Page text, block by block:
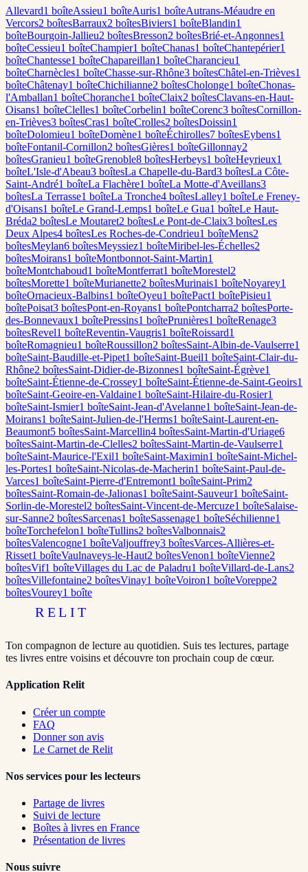
Allevard1 boîteAssieu1 boîteAuris1 boîteAutrans-Méaudre en
Vercors2 boîtesBarraux2 boîtesBiviers1 boîteBlandin1
boîteBourgoin-Jallieu2 boîtesBresson2 boîtesBrié-et-Angonnes1
boîteCessieu1 boîteChampier1 boîteChanas1 boîteChantepérier1
boîteChantesse1 boîteChapareillan1 boîteCharancieu1
boîteCharnècles1 boîteChasse-sur-Rhône3 boîtesChâtel-en-Trièves1
boîteChâtenay1 boîteChichilianne2 boîtesCholonge1 boîteChonas-
l'Amballan1 boîteChoranche1 boîteClaix2 boîtesClavans-en-Haut-
Oisans1 boîteClelles1 boîteCorbelin1 boîteCorenc3 boîtesCornillon-
en-Trièves3 boîtesCras1 boîteCrolles2 boîtesDoissin1
boîteDolomieu1 boîteDomène1 boîteÉchirolles7 boîtesEybens1
boîteFontanil-Cornillon2 boîtesGières1 boîteGillonnay2
boîtesGranieu1 boîteGrenoble8 boîtesHerbeys1 boîteHeyrieux1
boîteL'Isle-d'Abeau3 boîtesLa Chapelle-du-Bard3 boîtesLa Côte-
Saint-André1 boîteLa Flachère1 boîteLa Motte-d'Aveillans3
boîtesLa Terrasse1 boîteLa Tronche4 boîtesLalley1 boîteLe Freney-
d'Oisans1 boîteLe Grand-Lemps1 boîteLe Gua1 boîteLe Haut-
Bréda2 boîtesLe Moutaret2 boîtesLe Pont-de-Claix3 boîtesLes
Deux Alpes4 boîtesLes Roches-de-Condrieu1 boîteMens2
boîtesMeylan6 boîtesMeyssiez1 boîteMiribel-les-Échelles2
boîtesMoirans1 boîteMontbonnot-Saint-Martin1
boîteMontchaboud1 boîteMontferrat1 boîteMorestel2
boîtesMorette1 boîteMurianette2 boîtesMurinais1 boîteNoyarey1
boîteOrnacieux-Balbins1 boîteOyeu1 boîtePact1 boîtePisieu1
boîtePoisat3 boîtesPont-en-Royans1 boîtePontcharra2 boîtesPorte-
des-Bonnevaux1 boîtePressins1 boîtePrunières1 boîteRenage3
boîtesRevel1 boîteReventin-Vaugris1 boîteRoissard1
boîteRomagnieu1 boîteRoussillon2 boîtesSaint-Albin-de-Vaulserre1
boîteSaint-Baudille-et-Pipet1 boîteSaint-Bueil1 boîteSaint-Clair-du-
Rhône2 boîtesSaint-Didier-de-Bizonnes1 boîteSaint-Égrève1
boîteSaint-Étienne-de-Crossey1 boîteSaint-Étienne-de-Saint-Geoirs1
boîteSaint-Geoire-en-Valdaine1 boîteSaint-Hilaire-du-Rosier1
boîteSaint-Ismier1 boîteSaint-Jean-d'Avelanne1 boîteSaint-Jean-de-
Moirans1 boîteSaint-Julien-de-l'Herms1 boîteSaint-Laurent-en-
Beaumont5 boîtesSaint-Marcellin4 boîtesSaint-Martin-d'Uriage6
boîtesSaint-Martin-de-Clelles2 boîtesSaint-Martin-de-Vaulserre1
boîteSaint-Maurice-l'Exil1 boîteSaint-Maximin1 boîteSaint-Michel-
les-Portes1 boîteSaint-Nicolas-de-Macherin1 boîteSaint-Paul-de-
Varces1 boîteSaint-Pierre-d'Entremont1 boîteSaint-Prim2
boîtesSaint-Romain-de-Jalionas1 boîteSaint-Sauveur1 boîteSaint-
Sorlin-de-Morestel2 boîtesSaint-Vincent-de-Mercuze1 boîteSalaise-
sur-Sanne2 boîtesSarcenas1 boîteSassenage1 boîteSéchilienne1
boîteTorchefelon1 boîteTullins2 boîtesValbonnais2
boîtesValencogne1 boîteValjouffrey3 boîtesVarces-Allières-et-
Risset1 boîteVaulnaveys-le-Haut2 boîtesVenon1 boîteVienne2
boîtesVif1 boîteVillages du Lac de Paladru1 boîteVillard-de-Lans2
boîtesVillefontaine2 boîtesVinay1 boîteVoiron1 boîteVoreppe2
boîtesVourey1 boîte
RELIT
Ton compagnon de lecture au quotidien. Suis tes lectures, partage
tes livres entre voisins et découvre ton prochain coup de cœur.
Application Relit
Créer un compte
FAQ
Donner son avis
Le Carnet de Relit
Nos services pour les lecteurs
Partage de livres
Suivi de lecture
Boîtes à livres en France
Présentation de livres
Nous suivre